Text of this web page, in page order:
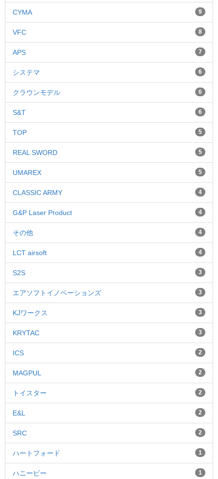
CYMA 9
VFC 8
APS 7
システマ 6
クラウンモデル 6
S&T 6
TOP 5
REAL SWORD 5
UMAREX 5
CLASSIC ARMY 4
G&P Laser Product 4
その他 4
LCT airsoft 4
S2S 3
エアソフトイノベーションズ 3
KJワークス 3
KRYTAC 3
ICS 2
MAGPUL 2
トイスター 2
E&L 2
SRC 2
ハートフォード 1
ハニービー 1